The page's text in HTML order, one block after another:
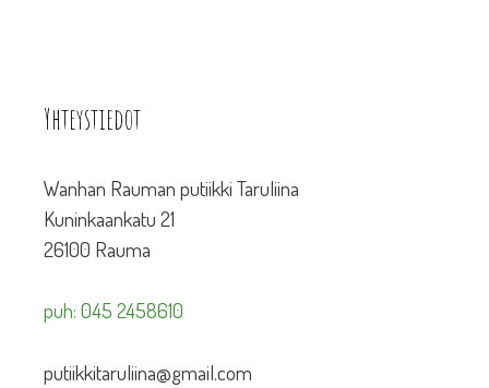
Yhteystiedot
Wanhan Rauman putiikki Taruliina
Kuninkaankatu 21
26100 Rauma
puh: 045 2458610
putiikkitaruliina@gmail.com